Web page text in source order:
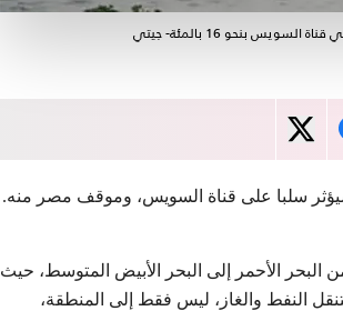
بنحو 16 بالمئة- جيتي
سلبا على قناة السويس، وموقف مصر منه.
على إنشاء مشروع عسقلان، الذي يبلغ طوله 158 ميلا، من البحر الأحمر إلى البحر الأبيض المتوسط، حيث
النفط والغاز، ليس فقط إلى المنطقة،